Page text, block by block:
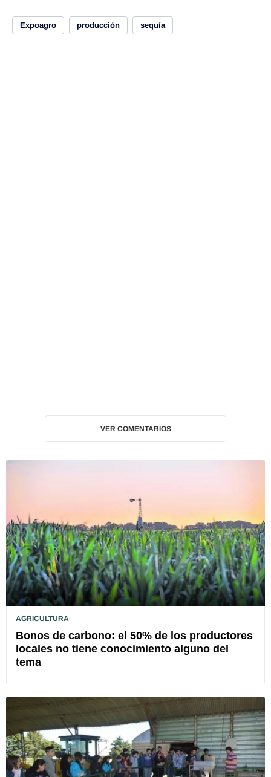
Expoagro producción sequía
VER COMENTARIOS
AGRICULTURA
Bonos de carbono: el 50% de los productores
locales no tiene conocimiento alguno del
tema